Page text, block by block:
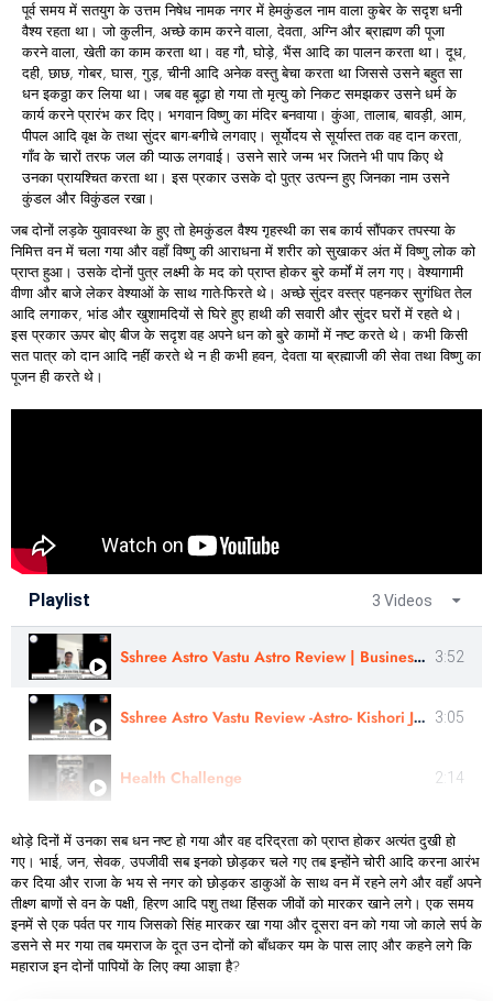
पूर्व समय में सतयुग के उत्तम निषेध नामक नगर में हेमकुंडल नाम वाला कुबेर के सदृश धनी
वैश्य रहता था। जो कुलीन, अच्छे काम करने वाला, देवता, अग्नि और ब्राह्मण की पूजा
करने वाला, खेती का काम करता था। वह गौ, घोड़े, भैंस आदि का पालन करता था। दूध,
दही, छाछ, गोबर, घास, गुड़, चीनी आदि अनेक वस्तु बेचा करता था जिससे उसने बहुत सा
धन इकठ्ठा कर लिया था। जब वह बूढ़ा हो गया तो मृत्यु को निकट समझकर उसने धर्म के
कार्य करने प्रारंभ कर दिए। भगवान विष्णु का मंदिर बनवाया। कुंआ, तालाब, बावड़ी, आम,
पीपल आदि वृक्ष के तथा सुंदर बाग-बगीचे लगवाए। सूर्योदय से सूर्यास्त तक वह दान करता,
गाँव के चारों तरफ जल की प्याऊ लगवाई। उसने सारे जन्म भर जितने भी पाप किए थे
उनका प्रायश्चित करता था। इस प्रकार उसके दो पुत्र उत्पन्न हुए जिनका नाम उसने
कुंडल और विकुंडल रखा।
जब दोनों लड़के युवावस्था के हुए तो हेमकुंडल वैश्य गृहस्थी का सब कार्य सौंपकर तपस्या के
निमित्त वन में चला गया और वहाँ विष्णु की आराधना में शरीर को सुखाकर अंत में विष्णु लोक को
प्राप्त हुआ। उसके दोनों पुत्र लक्ष्मी के मद को प्राप्त होकर बुरे कर्मों में लग गए। वेश्यागामी
वीणा और बाजे लेकर वेश्याओं के साथ गाते-फिरते थे। अच्छे सुंदर वस्त्र पहनकर सुगंधित तेल
आदि लगाकर, भांड और खुशामदियों से घिरे हुए हाथी की सवारी और सुंदर घरों में रहते थे।
इस प्रकार ऊपर बोए बीज के सदृश वह अपने धन को बुरे कामों में नष्ट करते थे। कभी किसी
सत पात्र को दान आदि नहीं करते थे न ही कभी हवन, देवता या ब्रह्माजी की सेवा तथा विष्णु का
पूजन ही करते थे।
Playlist 3 Videos
Sshree Astro Vastu Astro Review | Business Consultation |Astro - Jitendra Vijay Singh Ji In Hindi 3:52
Sshree Astro Vastu Review -Astro- Kishori Ji | Financial Astrology | In English 3:05
Health Challenge 2:14
थोड़े दिनों में उनका सब धन नष्ट हो गया और वह दरिद्रता को प्राप्त होकर अत्यंत दुखी हो
गए। भाई, जन, सेवक, उपजीवी सब इनको छोड़कर चले गए तब इन्होंने चोरी आदि करना आरंभ
कर दिया और राजा के भय से नगर को छोड़कर डाकुओं के साथ वन में रहने लगे और वहाँ अपने
तीक्ष्ण बाणों से वन के पक्षी, हिरण आदि पशु तथा हिंसक जीवों को मारकर खाने लगे। एक समय
इनमें से एक पर्वत पर गाय जिसको सिंह मारकर खा गया और दूसरा वन को गया जो काले सर्प के
डसने से मर गया तब यमराज के दूत उन दोनों को बाँधकर यम के पास लाए और कहने लगे कि
महाराज इन दोनों पापियों के लिए क्या आज्ञा है?